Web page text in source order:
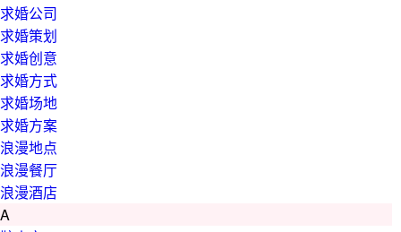
求婚公司
求婚策划
求婚创意
求婚方式
求婚场地
求婚方案
浪漫地点
浪漫餐厅
浪漫酒店
A